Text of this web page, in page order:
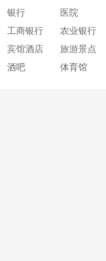
银行
医院
工商银行
农业银行
宾馆酒店
旅游景点
酒吧
体育馆